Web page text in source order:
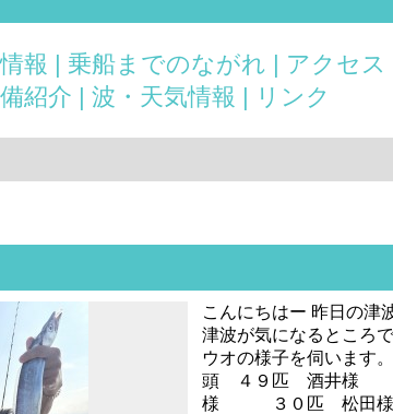
報 | 乗船までのながれ | アクセス
紹介 | 波・天気情報 | リンク
こんにちはー 昨日の津
津波が気になるところ
ウオの様子を伺います
頭 ４９匹 酒井様
様 ３０匹 松田様 流